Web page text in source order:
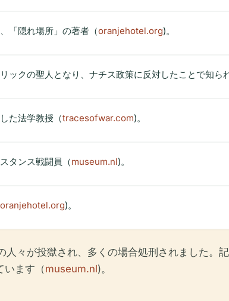
「隠れ場所」の著者（oranjehotel.org)。
ックの聖人となり、ナチス政策に反対したことで知ら
た法学教授（tracesofwar.com)。
タンス戦闘員（museum.nl)。
oranjehotel.org)。
々が投獄され、多くの場合処刑されました。
います（museum.nl)。